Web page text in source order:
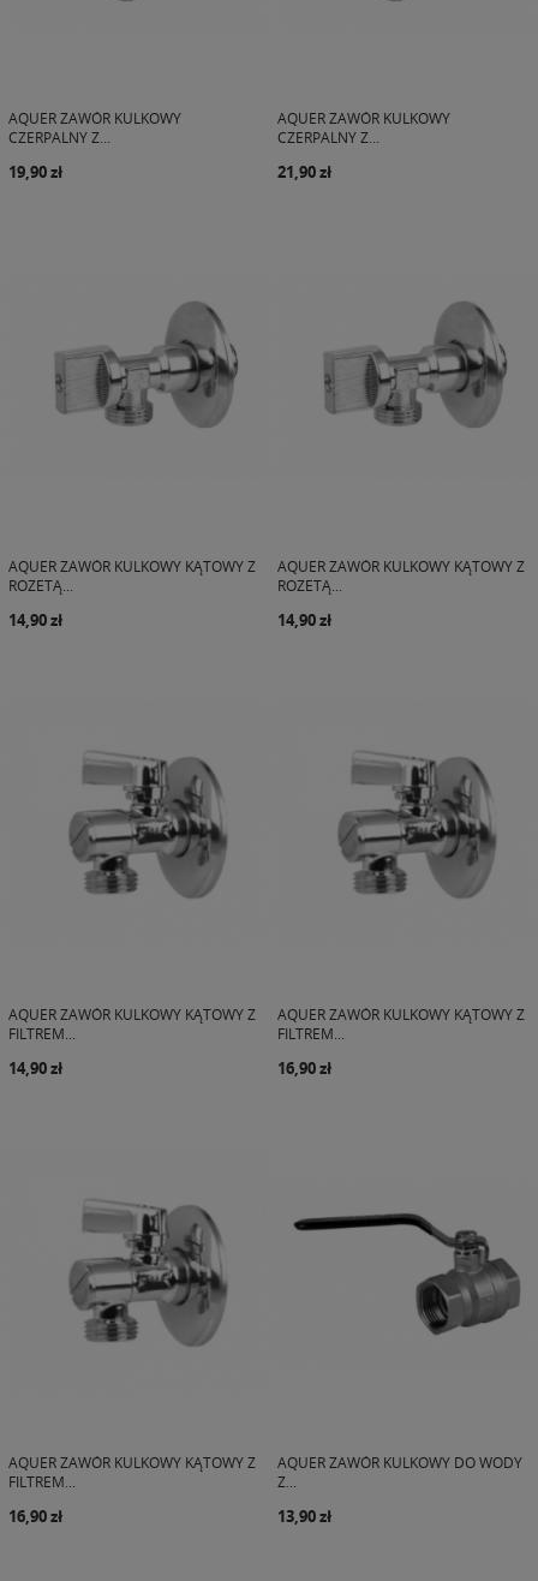
AQUER ZAWÓR KULKOWY
CZERPALNY Z...
19,90 zł
AQUER ZAWÓR KULKOWY
CZERPALNY Z...
21,90 zł
AQUER ZAWÓR KULKOWY KĄTOWY Z
ROZETĄ...
14,90 zł
AQUER ZAWÓR KULKOWY KĄTOWY Z
ROZETĄ...
14,90 zł
AQUER ZAWÓR KULKOWY KĄTOWY Z
FILTREM...
14,90 zł
AQUER ZAWÓR KULKOWY KĄTOWY Z
FILTREM...
16,90 zł
AQUER ZAWÓR KULKOWY KĄTOWY Z
FILTREM...
16,90 zł
AQUER ZAWÓR KULKOWY DO WODY
Z...
13,90 zł